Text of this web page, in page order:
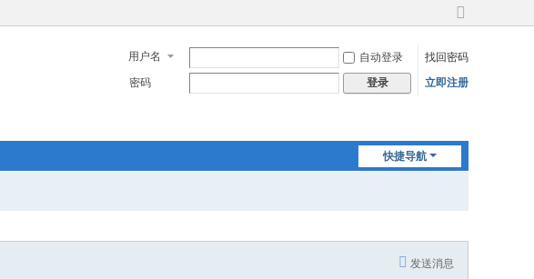
切
到
宽
用户名 自动登录
找回密码
密码
登录 立即注册
快捷导航
发送消息